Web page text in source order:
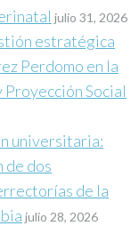
julio 31, 2026
estratégica
Perdomo en la
Social
universitaria:
de dos
de la
julio 28, 2026